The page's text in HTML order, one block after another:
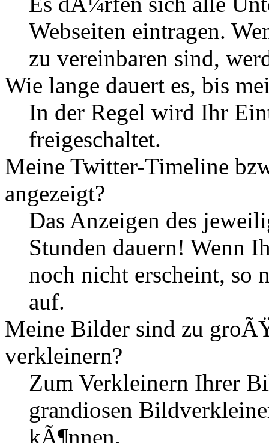
Webseiten eintragen.
zu vereinbaren sind,
Wie lange dauert es, bis
In der Regel wird Ihr
freigeschaltet.
Meine Twitter-Timeline
angezeigt?
Das Anzeigen des
Stunden dauern! Wenn
noch nicht erscheint, so
auf.
Meine Bilder sind zu
verkleinern?
Zum Verkleinern Ihrer
grandiosen
kÃ¶nnen.